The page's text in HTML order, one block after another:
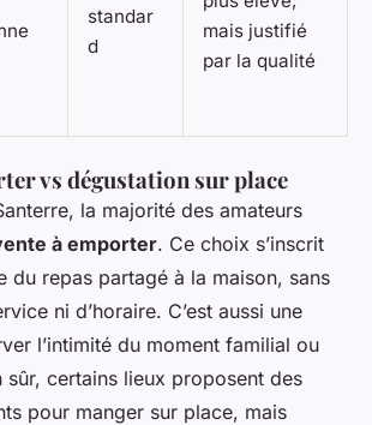
standar
d
mais justifié
par la qualité
vs dégustation sur place
la majorité des amateurs
à emporter. Ce choix s’inscrit
du repas partagé à la maison, sans
ni d’horaire. C’est aussi une
l’intimité du moment familial ou
sûr, certains lieux proposent des
pour manger sur place, mais